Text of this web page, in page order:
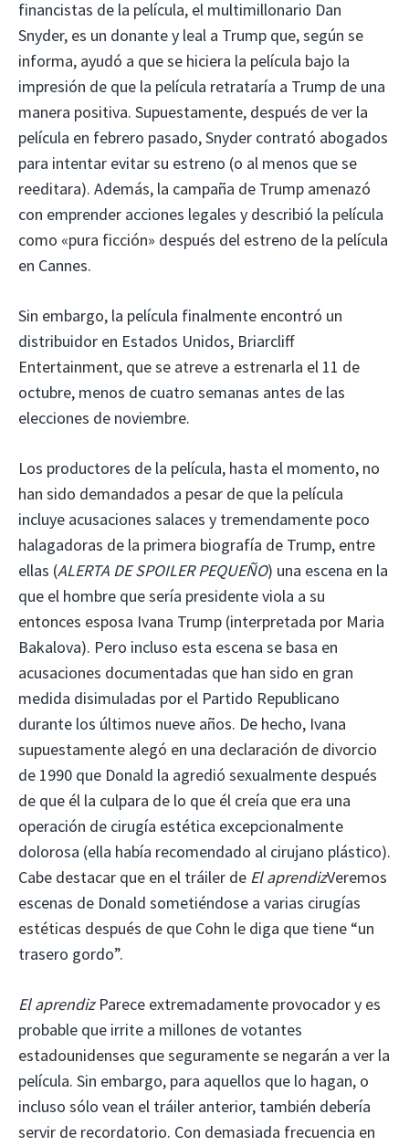
financistas de la película, el multimillonario Dan
Snyder, es un donante y leal a Trump que, según se
informa, ayudó a que se hiciera la película bajo la
impresión de que la película retrataría a Trump de una
manera positiva. Supuestamente, después de ver la
película en febrero pasado, Snyder contrató abogados
para intentar evitar su estreno (o al menos que se
reeditara). Además, la campaña de Trump amenazó
con emprender acciones legales y describió la película
como «pura ficción» después del estreno de la película
en Cannes.
Sin embargo, la película finalmente encontró un
distribuidor en Estados Unidos, Briarcliff
Entertainment, que se atreve a estrenarla el 11 de
octubre, menos de cuatro semanas antes de las
elecciones de noviembre.
Los productores de la película, hasta el momento, no
han sido demandados a pesar de que la película
incluye acusaciones salaces y tremendamente poco
halagadoras de la primera biografía de Trump, entre
ellas (ALERTA DE SPOILER PEQUEÑO) una escena en la
que el hombre que sería presidente viola a su
entonces esposa Ivana Trump (interpretada por Maria
Bakalova). Pero incluso esta escena se basa en
acusaciones documentadas que han sido en gran
medida disimuladas por el Partido Republicano
durante los últimos nueve años. De hecho, Ivana
supuestamente alegó en una declaración de divorcio
de 1990 que Donald la agredió sexualmente después
de que él la culpara de lo que él creía que era una
operación de cirugía estética excepcionalmente
dolorosa (ella había recomendado al cirujano plástico).
Cabe destacar que en el tráiler de El aprendizVeremos
escenas de Donald sometiéndose a varias cirugías
estéticas después de que Cohn le diga que tiene “un
trasero gordo”.
El aprendiz Parece extremadamente provocador y es
probable que irrite a millones de votantes
estadounidenses que seguramente se negarán a ver la
película. Sin embargo, para aquellos que lo hagan, o
incluso sólo vean el tráiler anterior, también debería
servir de recordatorio. Con demasiada frecuencia en